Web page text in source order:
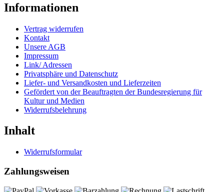
Informationen
Vertrag widerrufen
Kontakt
Unsere AGB
Impressum
Link/ Adressen
Privatsphäre und Datenschutz
Liefer- und Versandkosten und Lieferzeiten
Gefördert von der Beauftragten der Bundesregierung für
Kultur und Medien
Widerrufsbelehrung
Inhalt
Widerrufsformular
Zahlungsweisen